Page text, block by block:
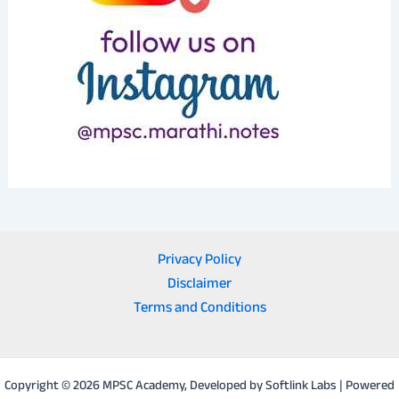
Privacy Policy
Disclaimer
Terms and Conditions
Copyright © 2026 MPSC Academy, Developed by Softlink Labs | Powered